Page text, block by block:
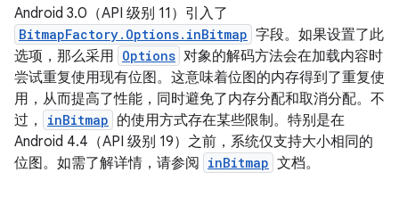
Android 3.0（API 级别 11）引入了
BitmapFactory.Options.inBitmap 字段。如果设置了此
选项，那么采用 Options 对象的解码方法会在加载内容时
尝试重复使用现有位图。这意味着位图的内存得到了重复使
用，从而提高了性能，同时避免了内存分配和取消分配。不
过，
inBitmap 的使用方式存在某些限制。特别是在
Android 4.4（API 级别 19）之前，系统仅支持大小相同的
位图。如需了解详情，请参阅
inBitmap 文档。